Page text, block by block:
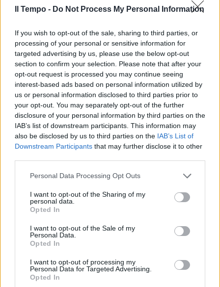
Il Tempo - Do Not Process My Personal Information
If you wish to opt-out of the sale, sharing to third parties, or
processing of your personal or sensitive information for
targeted advertising by us, please use the below opt-out
section to confirm your selection. Please note that after your
opt-out request is processed you may continue seeing
interest-based ads based on personal information utilized by
us or personal information disclosed to third parties prior to
your opt-out. You may separately opt-out of the further
disclosure of your personal information by third parties on the
IAB’s list of downstream participants. This information may
also be disclosed by us to third parties on the IAB’s List of
Downstream Participants that may further disclose it to other
Personal Data Processing Opt Outs
I want to opt-out of the Sharing of my
personal data.
Opted In
I want to opt-out of the Sale of my
Personal Data.
Opted In
I want to opt-out of processing my
Personal Data for Targeted Advertising.
Opted In